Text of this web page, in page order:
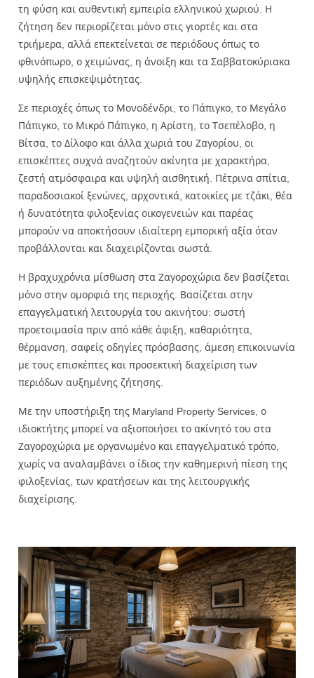
τη φύση και αυθεντική εμπειρία ελληνικού χωριού. Η
ζήτηση δεν περιορίζεται μόνο στις γιορτές και στα
τριήμερα, αλλά επεκτείνεται σε περιόδους όπως το
φθινόπωρο, ο χειμώνας, η άνοιξη και τα Σαββατοκύριακα
υψηλής επισκεψιμότητας.
Σε περιοχές όπως το Μονοδένδρι, το Πάπιγκο, το Μεγάλο
Πάπιγκο, το Μικρό Πάπιγκο, η Αρίστη, το Τσεπέλοβο, η
Βίτσα, το Δίλοφο και άλλα χωριά του Ζαγορίου, οι
επισκέπτες συχνά αναζητούν ακίνητα με χαρακτήρα,
ζεστή ατμόσφαιρα και υψηλή αισθητική. Πέτρινα σπίτια,
παραδοσιακοί ξενώνες, αρχοντικά, κατοικίες με τζάκι, θέα
ή δυνατότητα φιλοξενίας οικογενειών και παρέας
μπορούν να αποκτήσουν ιδιαίτερη εμπορική αξία όταν
προβάλλονται και διαχειρίζονται σωστά.
Η βραχυχρόνια μίσθωση στα Ζαγοροχώρια δεν βασίζεται
μόνο στην ομορφιά της περιοχής. Βασίζεται στην
επαγγελματική λειτουργία του ακινήτου: σωστή
προετοιμασία πριν από κάθε άφιξη, καθαριότητα,
θέρμανση, σαφείς οδηγίες πρόσβασης, άμεση επικοινωνία
με τους επισκέπτες και προσεκτική διαχείριση των
περιόδων αυξημένης ζήτησης.
Με την υποστήριξη της Maryland Property Services, ο
ιδιοκτήτης μπορεί να αξιοποιήσει το ακίνητό του στα
Ζαγοροχώρια με οργανωμένο και επαγγελματικό τρόπο,
χωρίς να αναλαμβάνει ο ίδιος την καθημερινή πίεση της
φιλοξενίας, των κρατήσεων και της λειτουργικής
διαχείρισης.